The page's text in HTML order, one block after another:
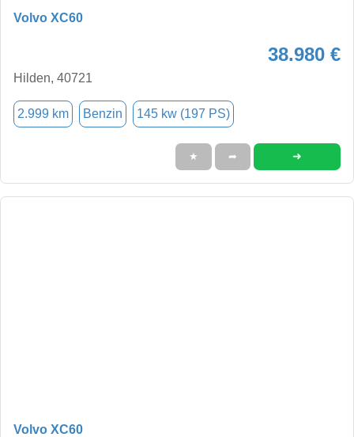
Volvo XC60
38.980 €
Hilden, 40721
2.999 km Benzin 145 kw (197 PS)
★ ➦ ➜
Volvo XC60